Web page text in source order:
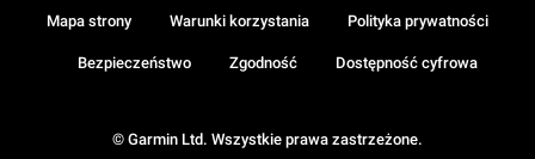
© Garmin Ltd. Wszystkie prawa zastrzeżone.
Mapa strony Warunki korzystania Polityka prywatności
Bezpieczeństwo Zgodność Dostępność cyfrowa